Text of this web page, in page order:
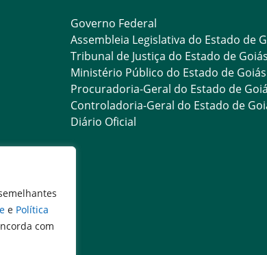
e Política
com
Governo Federal
Assembleia Legislativa do Estado de
Tribunal de Justiça do Estado de Goiás
Ministério Público do Estado de Goiás
Procuradoria-Geral do Estado de
Controladoria-Geral do Estado de
Diário Oficial